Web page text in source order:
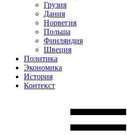
Грузия
Дания
Норвегия
Польша
Финляндия
Швеция
Политика
Экономика
История
Контекст